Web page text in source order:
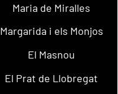
Maria de Miralles
Margarida i els Monjos
El Masnou
El Prat de Llobregat